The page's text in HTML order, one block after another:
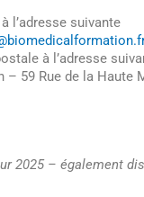
l’adresse suivante
à l’adresse
– 59 Rue de la Haute
2025 – également